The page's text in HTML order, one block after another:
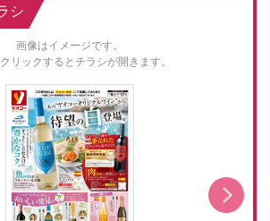
シ
画像はイメージです。
リックするとチラシが開きます。